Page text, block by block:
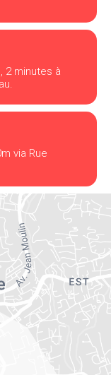
2 minutes à
via Rue